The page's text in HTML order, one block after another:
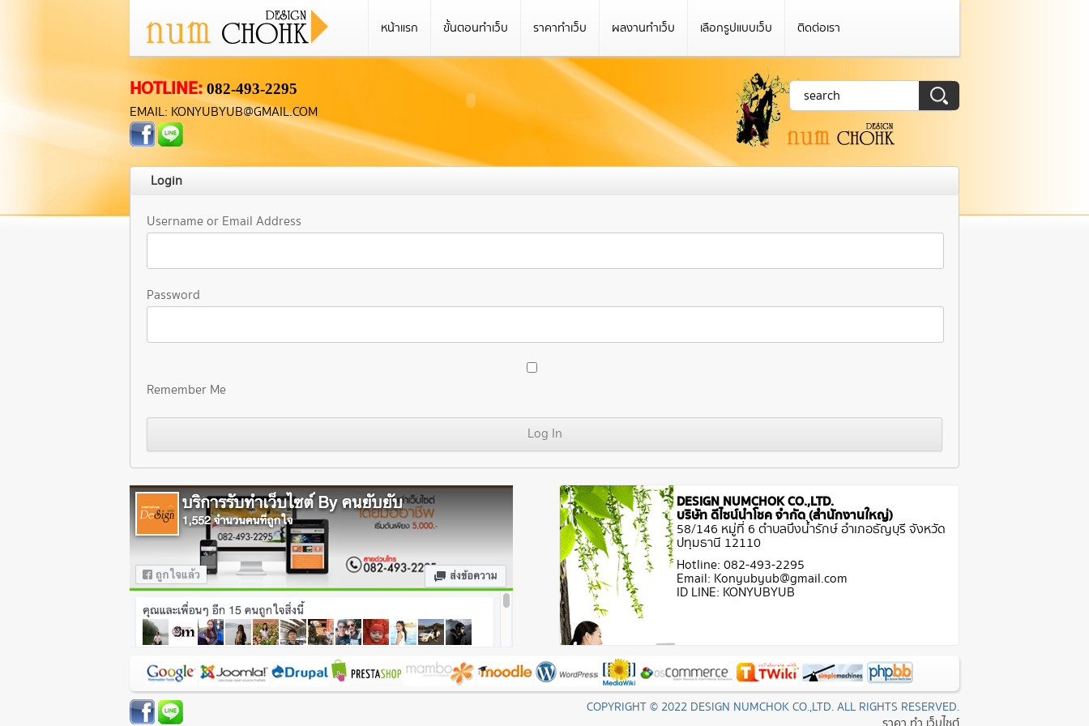
หน้าแรก ขั้นตอนทำเว็บ ราคาทำเว็บ ผลงานทำเว็บ เลือกรูปแบบเว็บ ติดต่อเรา
HOTLINE: 082-493-2295
EMAIL: KONYUBYUB@GMAIL.COM
Login
Username or Email Address
Password
Remember Me
DESIGN NUMCHOK CO.,LTD.
บริษัท ดีไซน์นำโชค จำกัด (สำนักงานใหญ่)
58/146 หมู่ที่ 6 ตำบลบึงน้ำรักษ์ อำเภอธัญบุรี จังหวัด
ปทุมธานี 12110
Hotline: 082-493-2295
Email: Konyubyub@gmail.com
ID LINE: KONYUBYUB
COPYRIGHT © 2022 DESIGN NUMCHOK CO.,LTD. ALL RIGHTS RESERVED.